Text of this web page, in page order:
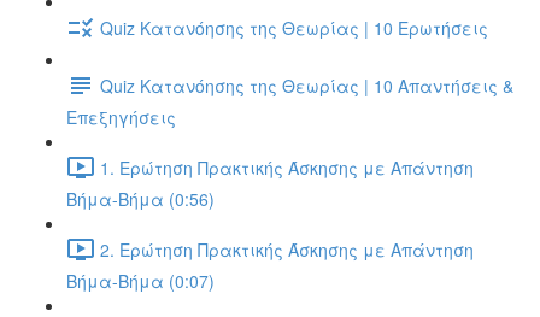
Quiz Κατανόησης της Θεωρίας | 10 Ερωτήσεις
Quiz Κατανόησης της Θεωρίας | 10 Απαντήσεις &
Επεξηγήσεις
1. Ερώτηση Πρακτικής Άσκησης με Απάντηση
Βήμα-Βήμα (0:56)
2. Ερώτηση Πρακτικής Άσκησης με Απάντηση
Βήμα-Βήμα (0:07)